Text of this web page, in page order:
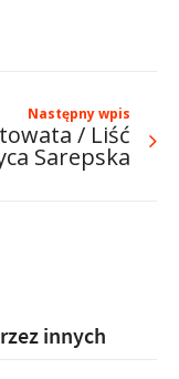
Następny wpis
/ Liść
Sarepska
innych